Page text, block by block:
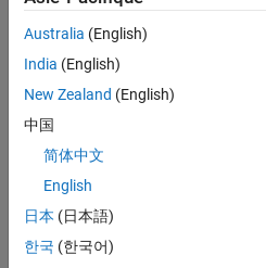
malgré
tout
vous
trouvez
pas
d'offre
corresponde
à vos
Australia (English)
India (English)
New Zealand (English)
中国
简体中文
English
日本 (日本語)
한국 (한국어)